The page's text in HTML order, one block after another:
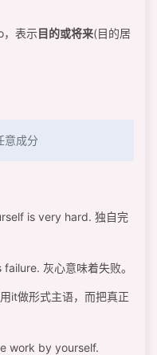
，表示目的或将来(目的居
意成分
is very hard. 独自完
灰心意味着失败。
it做形式主语，而把真正
work by yourself.